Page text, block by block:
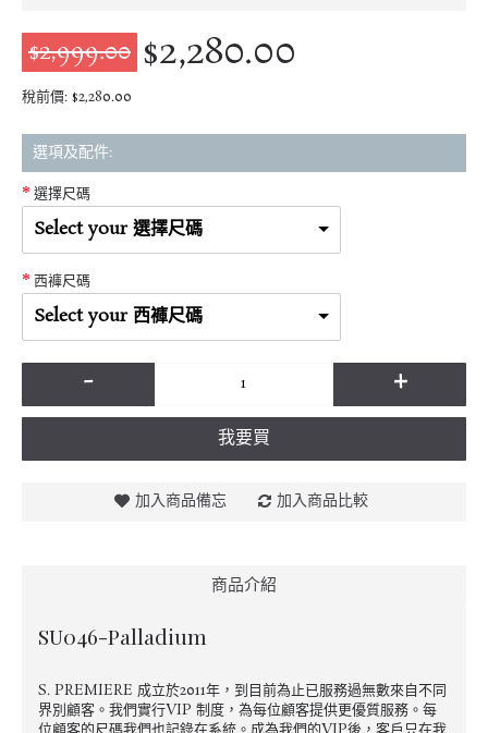
$2,999.00 $2,280.00
稅前價: $2,280.00
選項及配件:
選擇尺碼
Select your 選擇尺碼
西褲尺碼
Select your 西褲尺碼
- +
我要買
加入商品備忘 加入商品比較
商品介紹
SU046-Palladium
S. PREMIERE 成立於2011年，到目前為止已服務過無數來自不同
界別顧客。我們實行VIP 制度，為每位顧客提供更優質服務。每